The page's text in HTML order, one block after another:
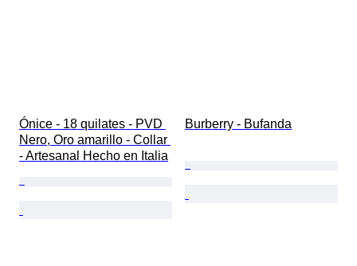
Ónice - 18 quilates - PVD
Nero, Oro amarillo - Collar
- Artesanal Hecho en Italia
Burberry - Bufanda